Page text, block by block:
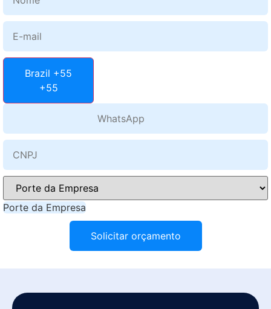
Brazil +55
+55
Porte da Empresa
Solicitar orçamento